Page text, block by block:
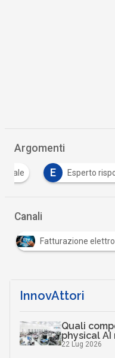
Argomenti
E Esperto
Canali
Fatturazione
InnovAttori
Quali
physical AI
22 Lug 2026